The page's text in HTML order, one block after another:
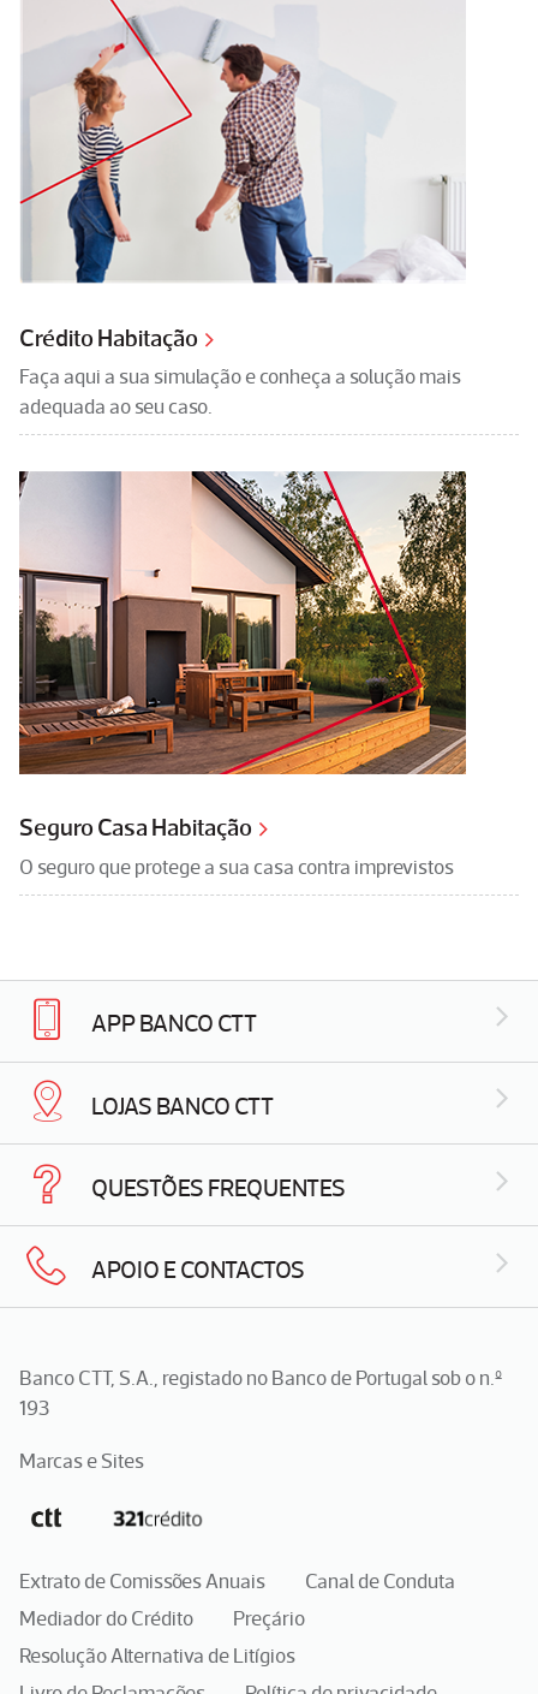
Crédito Habitação
Faça aqui a sua simulação e conheça a solução mais
adequada ao seu caso.
Seguro Casa Habitação
O seguro que protege a sua casa contra imprevistos
APP BANCO CTT
LOJAS BANCO CTT
QUESTÕES FREQUENTES
APOIO E CONTACTOS
Banco CTT, S.A., registado no Banco de Portugal sob o n.º
193
Marcas e Sites
Extrato de Comissões Anuais
Canal de Conduta
Mediador do Crédito
Preçário
Resolução Alternativa de Litígios